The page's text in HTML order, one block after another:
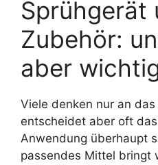
Sprühgerät
Zubehör:
aber
Viele denken nur an
entscheidet aber oft
Anwendung überhaupt
passendes Mittel bringt